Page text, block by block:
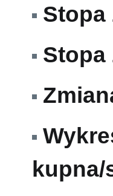
Stopa
Stopa
kupna/